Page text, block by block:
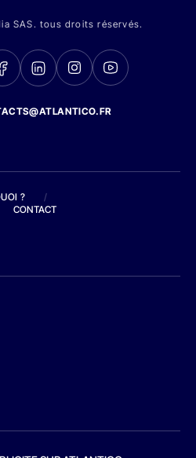
SAS. tous droits réservés.
?
/
CONTACT